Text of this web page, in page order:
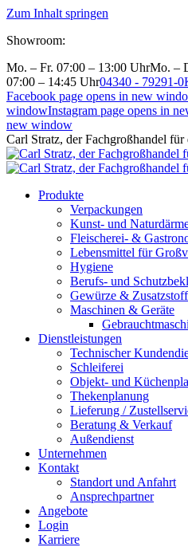
Zum Inhalt springen
Showroom:
Mo. – Fr. 07:00 – 13:00 UhrMo. –
07:00 – 14:45 Uhr04340 - 79291-0
Facebook page opens in new
windowInstagram page opens in
new window
Carl Stratz, der Fachgroßhandel
Produkte
Verpackungen
Kunst- und
Fleischerei- &
Lebensmittel für
Hygiene
Berufs- und
Gewürze &
Maschinen & Geräte
Dienstleistungen
Technischer
Schleiferei
Objekt- und
Thekenplanung
Lieferung /
Beratung & Verkauf
Außendienst
Unternehmen
Kontakt
Standort und Anfahrt
Ansprechpartner
Angebote
Login
Karriere